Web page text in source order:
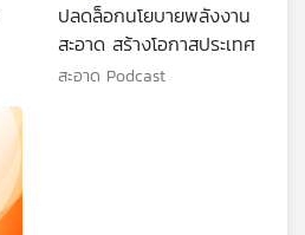
ปลดล็อกนโยบายพลังงาน
สะอาด สร้างโอกาสประเทศ
สะอาด Podcast